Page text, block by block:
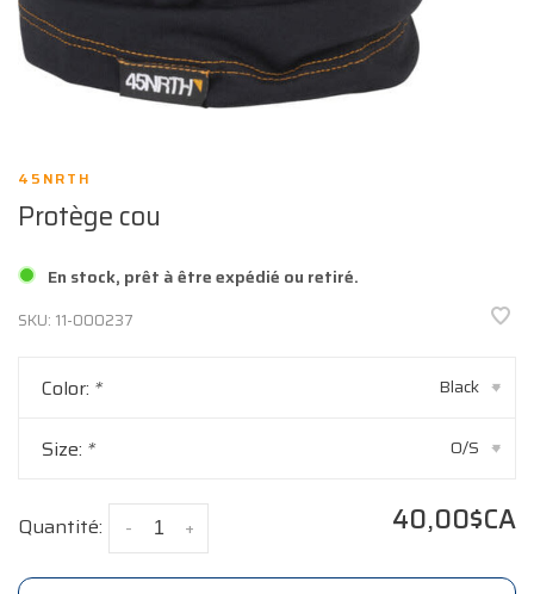
45NRTH
Protège cou
En stock, prêt à être expédié ou retiré.
SKU: 11-000237
Color: * Black ▾
Size: * O/S ▾
Quantité: +
- 40,00$CA